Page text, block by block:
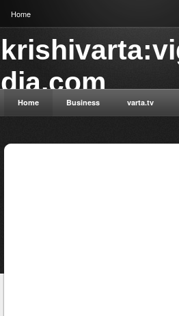
Home
dia.com
krishi aur swasth
Home Business varta.tv